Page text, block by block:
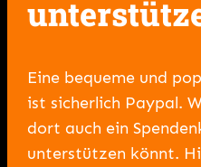
Eine bequeme und
ist sicherlich Paypal.
dort auch ein
unterstützen könnt.